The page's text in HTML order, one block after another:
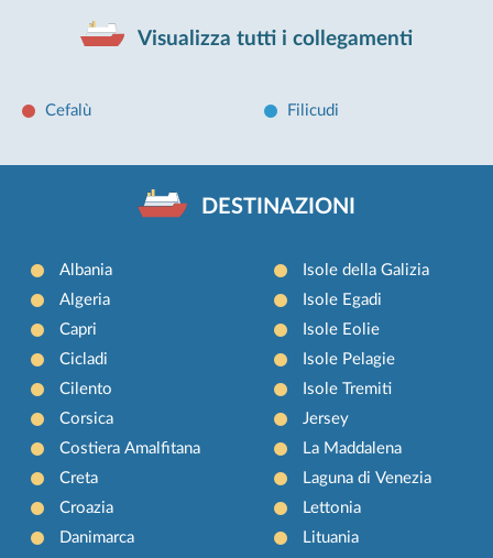
Visualizza tutti i collegamenti
Cefalù Filicudi
DESTINAZIONI
Albania
Algeria
Capri
Cicladi
Cilento
Corsica
Costiera Amalfitana
Creta
Croazia
Danimarca
Isole della Galizia
Isole Egadi
Isole Eolie
Isole Pelagie
Isole Tremiti
Jersey
La Maddalena
Laguna di Venezia
Lettonia
Lituania